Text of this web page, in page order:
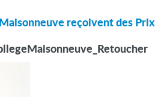
reçoivent des Prix